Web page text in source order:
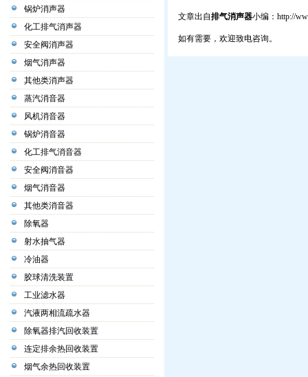
锅炉消声器
化工排气消声器
安全阀消声器
烟气消声器
其他类消声器
蒸汽消音器
风机消音器
锅炉消音器
化工排气消音器
安全阀消音器
烟气消音器
其他类消音器
除氧器
射水抽气器
冷油器
胶球清洗装置
工业滤水器
汽液两相流疏水器
除氧器排汽回收装置
连定排余热回收装置
烟气余热回收装置
文章出自排气消声器小编： http://
如有需要，欢迎致电咨询。